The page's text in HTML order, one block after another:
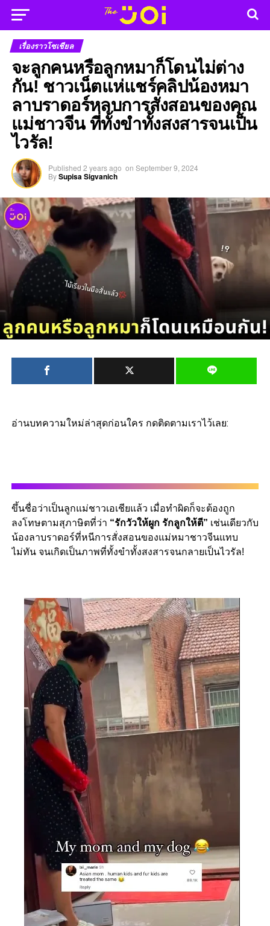
เรื่องราวโซเชียล
จะลูกคนหรือลูกหมาก็โดนไม่ต่าง
กัน! ชาวเน็ตแห่แชร์คลิปน้องหมา
ลาบราดอร์หลบการสั่งสอนของคุณ
แม่ชาวจีน ที่ทั้งขำทั้งสงสารจนเป็น
ไวรัล!
Published 2 years ago on September 9, 2024
BySupisa Sigvanich
อ่านบทความใหม่ล่าสุดก่อนใคร กดติดตามเราไว้เลย:
ขึ้นชื่อว่าเป็นลูกแม่ชาวเอเชียแล้ว เมื่อทำผิดก็จะต้องถูก
ลงโทษตามสุภาษิตที่ว่า “รักวัวให้ผูก รักลูกให้ตี” เช่นเดียวกับ
น้องลาบราดอร์ที่หนีการสั่งสอนของแม่หมาชาวจีนแทบ
ไม่ทัน จนเกิดเป็นภาพที่ทั้งขำทั้งสงสารจนกลายเป็นไวรัล!